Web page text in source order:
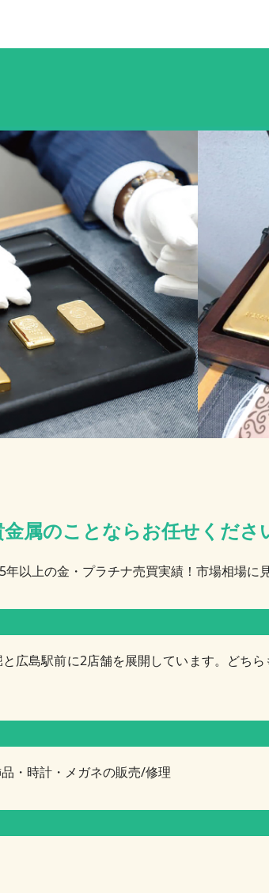
属のことならお任せくださ
以上の金・プラチナ売買実績！市場相場に
広島駅前に2店舗を展開しています。どち
・時計・メガネの販売/修理